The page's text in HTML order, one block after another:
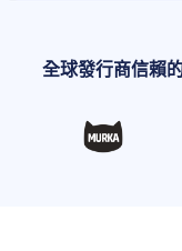
全球發行商信賴